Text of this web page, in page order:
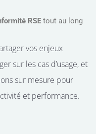
RSE tout au long
vos enjeux
sur les cas d’usage, et
sur mesure pour
et performance.